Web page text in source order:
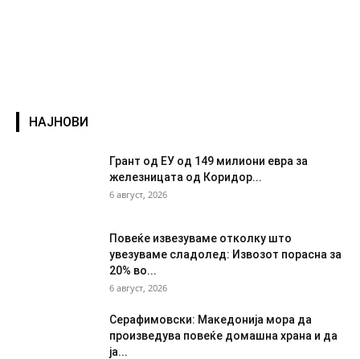
НАЈНОВИ
Грант од ЕУ од 149 милиони евра за
железницата од Коридор...
6 август, 2026
Повеќе извезуваме отколку што
увезуваме сладолед: Извозот порасна за
20% во...
6 август, 2026
Серафимовски: Македонија мора да
произведува повеќе домашна храна и да
ја...